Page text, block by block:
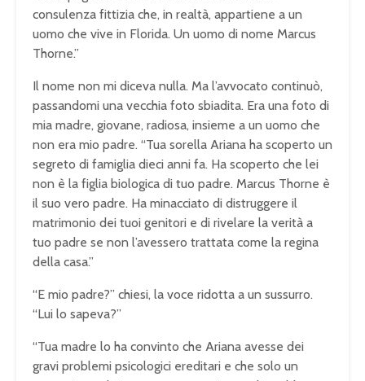
consulenza fittizia che, in realtà, appartiene a un
uomo che vive in Florida. Un uomo di nome Marcus
Thorne.”
Il nome non mi diceva nulla. Ma l’avvocato continuò,
passandomi una vecchia foto sbiadita. Era una foto di
mia madre, giovane, radiosa, insieme a un uomo che
non era mio padre. “Tua sorella Ariana ha scoperto un
segreto di famiglia dieci anni fa. Ha scoperto che lei
non è la figlia biologica di tuo padre. Marcus Thorne è
il suo vero padre. Ha minacciato di distruggere il
matrimonio dei tuoi genitori e di rivelare la verità a
tuo padre se non l’avessero trattata come la regina
della casa.”
“E mio padre?” chiesi, la voce ridotta a un sussurro.
“Lui lo sapeva?”
“Tua madre lo ha convinto che Ariana avesse dei
gravi problemi psicologici ereditari e che solo un